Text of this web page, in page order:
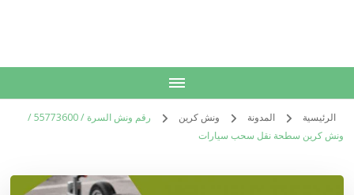
الرئيسية المدونة ونش كرين
رقم ونش السرة / 55773600‬ /
ونش كرين سطحة نقل سحب سيارات